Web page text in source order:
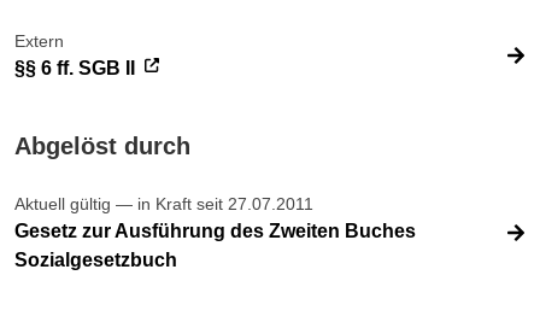
Extern
§§ 6 ff. SGB II
Abgelöst durch
Aktuell gültig — in Kraft seit 27.07.2011
Gesetz zur Ausführung des Zweiten Buches
Sozialgesetzbuch